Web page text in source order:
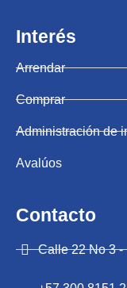
Interés
Arrendar
Comprar
Administración de
Avalúos
Contacto
Calle 22 No 3 -